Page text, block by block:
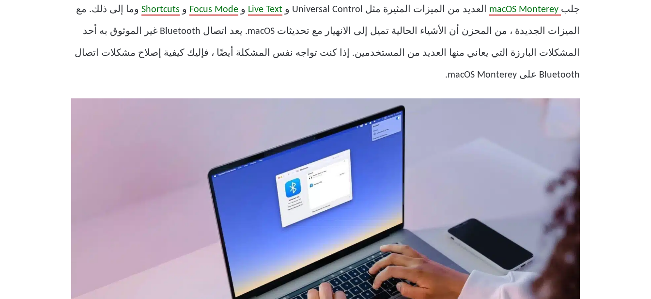
جلب العديد من الميزات المثيرة مثل Universal Control و Live Text و Focus Mode و Shortcuts وما إلى ذلك. مع
الميزات الجديدة ، من المحزن أن الأشياء الحالية تميل إلى الانهيار مع تحديثات macOS. يعد اتصال Bluetooth غير الموثوق به أحد
المشكلات البارزة التي يعاني منها العديد من المستخدمين. إذا كنت تواجه نفس المشكلة أيضًا ، فإليك كيفية إصلاح مشكلات اتصال
Bluetooth على macOS Monterey.